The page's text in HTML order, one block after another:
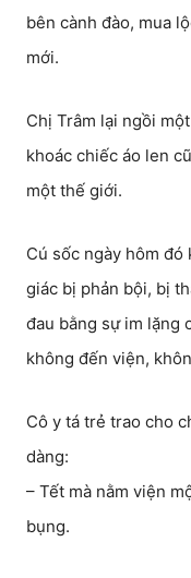
bên cành đào, mua
mới.
Chị Trâm lại ngồi
khoác chiếc áo len
một thế giới.
Cú sốc ngày hôm
giác bị phản bội, bị
đau bằng sự im lặng
không đến viện,
Cô y tá trẻ trao cho
dàng:
– Tết mà nằm viện
bụng.